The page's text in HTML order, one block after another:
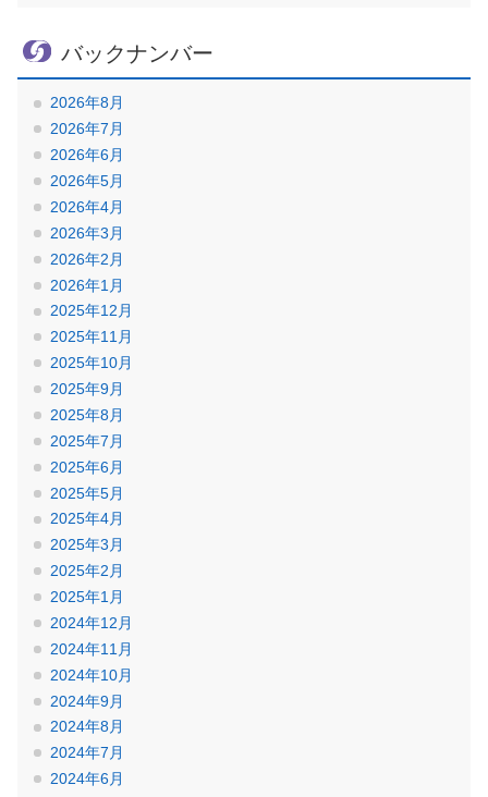
バックナンバー
2026年8月
2026年7月
2026年6月
2026年5月
2026年4月
2026年3月
2026年2月
2026年1月
2025年12月
2025年11月
2025年10月
2025年9月
2025年8月
2025年7月
2025年6月
2025年5月
2025年4月
2025年3月
2025年2月
2025年1月
2024年12月
2024年11月
2024年10月
2024年9月
2024年8月
2024年7月
2024年6月